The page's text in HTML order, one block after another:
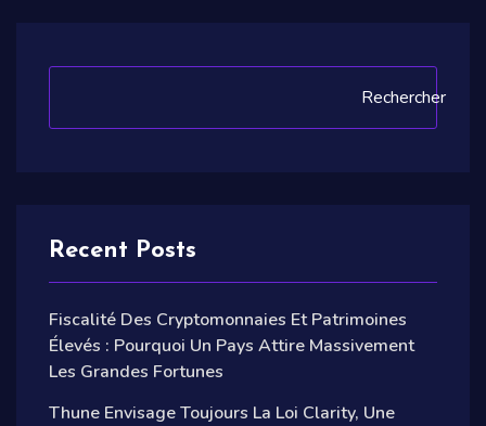
Rechercher
Recent Posts
Fiscalité Des Cryptomonnaies Et Patrimoines
Élevés : Pourquoi Un Pays Attire Massivement
Les Grandes Fortunes
Thune Envisage Toujours La Loi Clarity, Une